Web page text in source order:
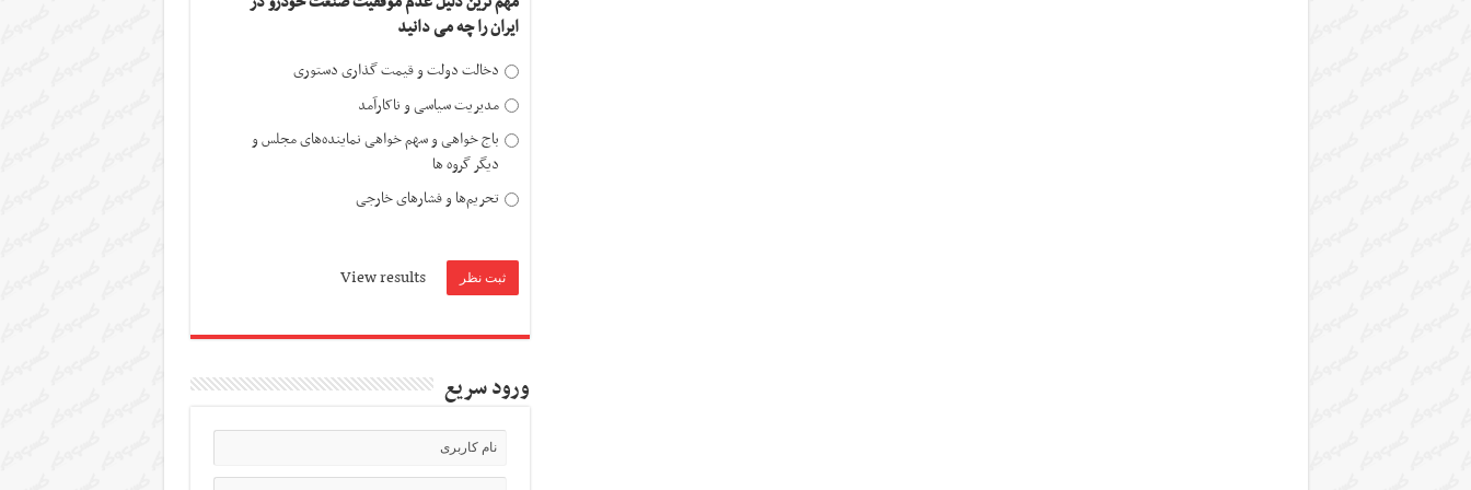
ایران را چه می دانید
دخالت دولت و قیمت گذاری دستوری
مدیریت سیاسی و ناکارآمد
باج خواهی و سهم خواهی نماینده‌های مجلس و
دیگر گروه ها
تحریم‌ها و فشارهای خارجی
View results
ورود سریع